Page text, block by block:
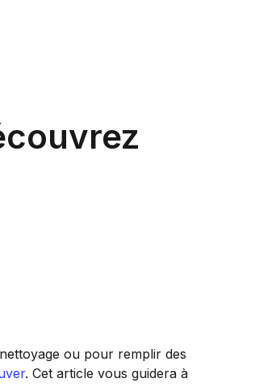
ou pour remplir des
. Cet article vous guidera à